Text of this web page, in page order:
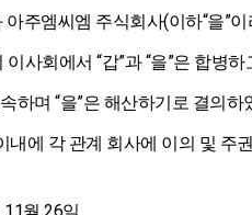
주엠씨엠 주식회사(이하“을”
사회에서 “갑”과 “을”은 합병하
하며 “을”은 해산하기로 결의하
에 각 관계 회사에 이의 및 주